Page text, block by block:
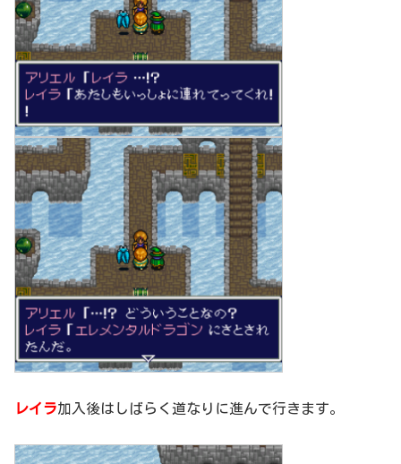
レイラ加入後はしばらく道なりに進んで行きます。